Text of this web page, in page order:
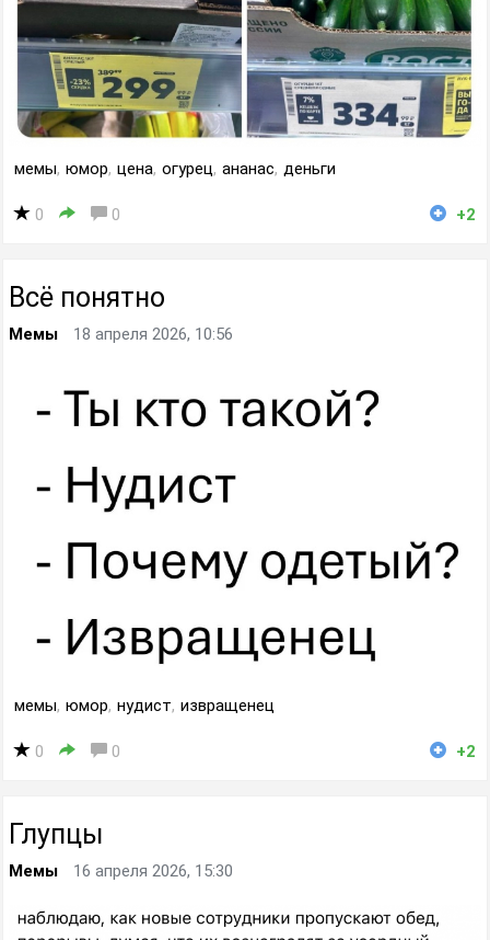
мемы, юмор, цена, огурец, ананас, деньги
0 0 +2
Всё понятно
Мемы 18 апреля 2026, 10:56
мемы, юмор, нудист, извращенец
0 0 +2
Глупцы
Мемы 16 апреля 2026, 15:30